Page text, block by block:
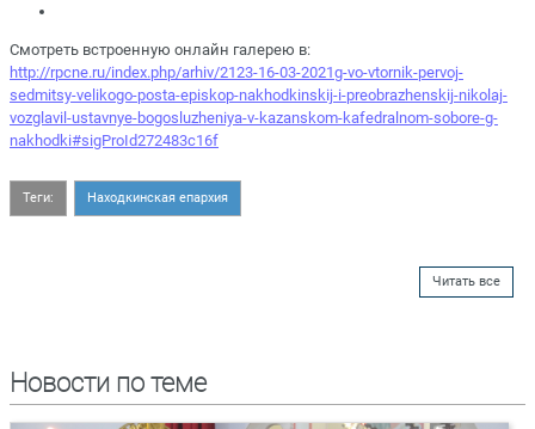
Смотреть встроенную онлайн галерею в:
http://rpcne.ru/index.php/arhiv/2123-16-03-2021g-vo-vtornik-pervoj-
sedmitsy-velikogo-posta-episkop-nakhodkinskij-i-preobrazhenskij-nikolaj-
vozglavil-ustavnye-bogosluzheniya-v-kazanskom-kafedralnom-sobore-g-
nakhodki#sigProId272483c16f
Теги: Находкинская епархия
Читать все
Новости по теме